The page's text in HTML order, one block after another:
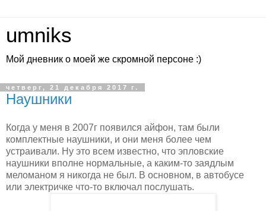
umniks
Мой дневник о моей же скромной персоне :)
четверг, 21 декабря 2017 г.
Наушники
Когда у меня в 2007г появился айфон, там были
комплектные наушники, и они меня более чем
устраивали. Ну это всем известно, что эпловские
наушники вполне нормальные, а каким-то заядлым
меломаном я никогда не был. В основном, в автобусе
или электричке что-то включал послушать.